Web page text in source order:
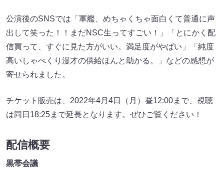
公演後のSNSでは「軍艦、めちゃくちゃ面白くて普通に声
出して笑った！！まだNSC生ってすごい！」「とにかく配
信買って、すぐに見た方がいい。満足度がやばい」「純度
高いしゃべくり漫才の供給ほんと助かる。」などの感想が
寄せられました。
チケット販売は、2022年4月4日（月）昼12:00まで、視聴
は同日18:25まで延長となります。ぜひご覧ください！
配信概要
黒帯会議